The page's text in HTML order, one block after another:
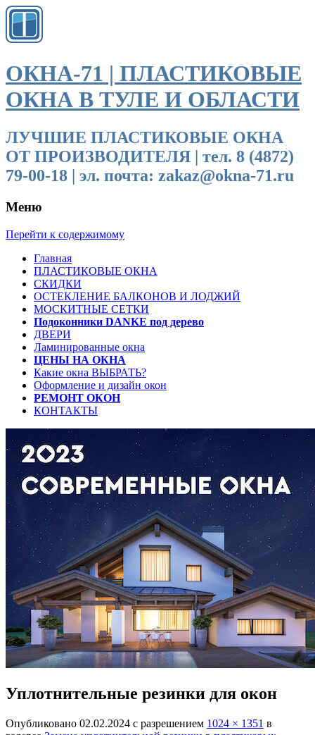
ОКНА-71 | ПЛАСТИКОВЫЕ
ОКНА В ТУЛЕ И ОБЛАСТИ
ЛУЧШИЕ ПЛАСТИКОВЫЕ ОКНА
ОТ ПРОИЗВОДИТЕЛЯ | тел. 8 (4872)
79-00-18 | эл. почта: zakaz@okna-71.ru
Меню
Перейти к содержимому
Главная
ПЛАСТИКОВЫЕ ОКНА
СКИДКИ
ОСТЕКЛЕНИЕ БАЛКОНОВ И ЛОДЖИЙ
МОСКИТНЫЕ СЕТКИ
Подоконники DANKE под дерево
ДВЕРИ
Ламинированные окна
ЦЕНЫ НА ОКНА
Какие окна ВЫБРАТЬ?
Оформление и дизайн окон
РЕМОНТ ОКОН
КОНТАКТЫ
Уплотнительные резинки для окон
Опубликовано 02.02.2024 с разрешением 1024 × 1351 в